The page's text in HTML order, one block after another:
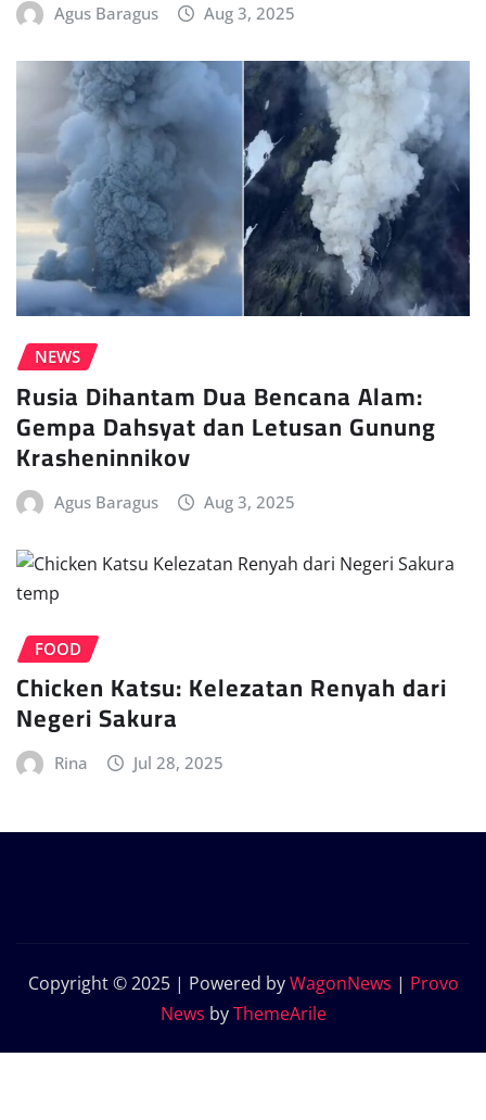
Agus Baragus Aug 3, 2025
NEWS
Rusia Dihantam Dua Bencana Alam:
Gempa Dahsyat dan Letusan Gunung
Krasheninnikov
Agus Baragus Aug 3, 2025
FOOD
Chicken Katsu: Kelezatan Renyah dari
Negeri Sakura
Rina Jul 28, 2025
Copyright © 2025 | Powered byWagonNews | Provo
News byThemeArile